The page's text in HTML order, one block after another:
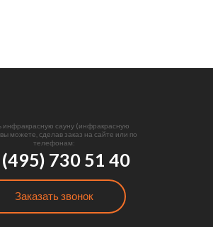
инфракрасную сауну (инфракрасную
можете, сделав заказ на сайте или по
телефонам:
730 51 40
Заказать звонок